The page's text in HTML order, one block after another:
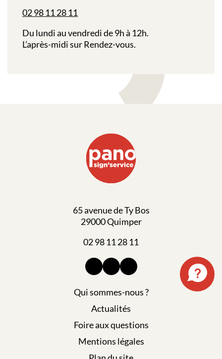
02 98 11 28 11
Du lundi au vendredi de 9h à 12h.
L’après-midi sur Rendez-vous.
65 avenue de Ty Bos
29000 Quimper
02 98 11 28 11
Qui sommes-nous ?
Actualités
Foire aux questions
Mentions légales